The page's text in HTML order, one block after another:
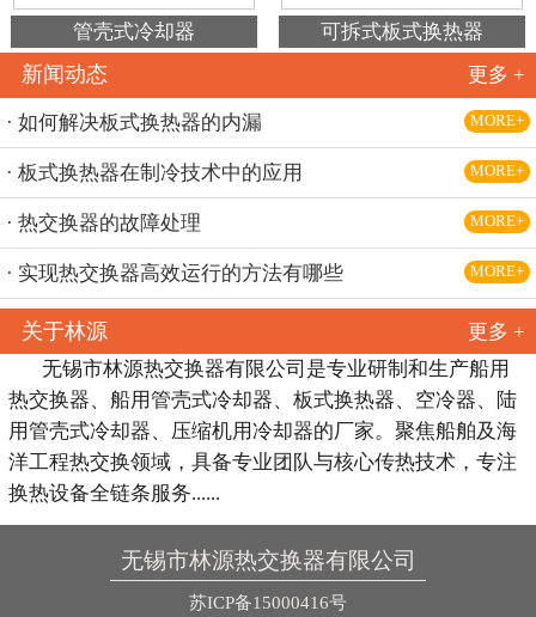
管壳式冷却器 可拆式板式换热器
新闻动态 更多 +
· 如何解决板式换热器的内漏 MORE+
· 板式换热器在制冷技术中的应用 MORE+
· 热交换器的故障处理 MORE+
· 实现热交换器高效运行的方法有哪些 MORE+
关于林源
更多 +
无锡市林源热交换器有限公司是专业研制和生产船用
热交换器、船用管壳式冷却器、板式换热器、空冷器、陆
用管壳式冷却器、压缩机用冷却器的厂家。聚焦船舶及海
洋工程热交换领域，具备专业团队与核心传热技术，专注
换热设备全链条服务......
无锡市林源热交换器有限公司
苏ICP备15000416号